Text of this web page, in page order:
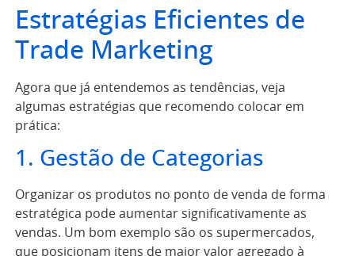
Estratégias Eficientes de
Trade Marketing
Agora que já entendemos as tendências, veja
algumas estratégias que recomendo colocar em
prática:
1. Gestão de Categorias
Organizar os produtos no ponto de venda de forma
estratégica pode aumentar significativamente as
vendas. Um bom exemplo são os supermercados,
que posicionam itens de maior valor agregado à